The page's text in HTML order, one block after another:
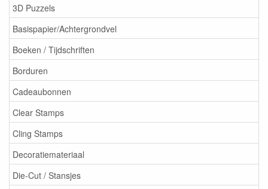
3D Puzzels
Basispapier/Achtergrondvel
Boeken / Tijdschriften
Borduren
Cadeaubonnen
Clear Stamps
Cling Stamps
Decoratiemateriaal
Die-Cut / Stansjes